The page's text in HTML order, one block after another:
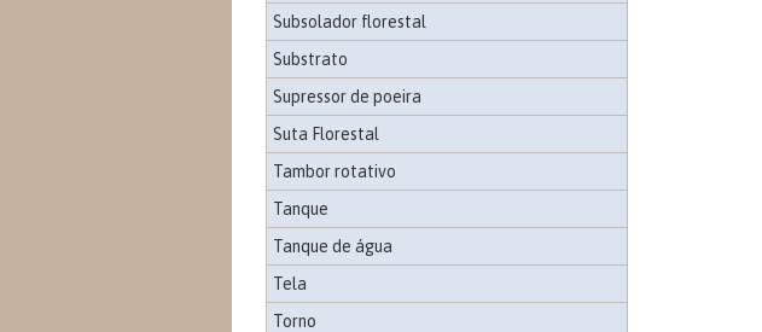
Subsolador florestal
Substrato
Supressor de poeira
Suta Florestal
Tambor rotativo
Tanque
Tanque de água
Tela
Torno